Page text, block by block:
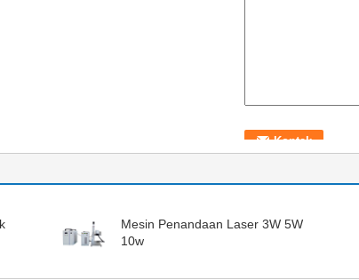
Mesin Penandaan Laser 3W 5W
10w